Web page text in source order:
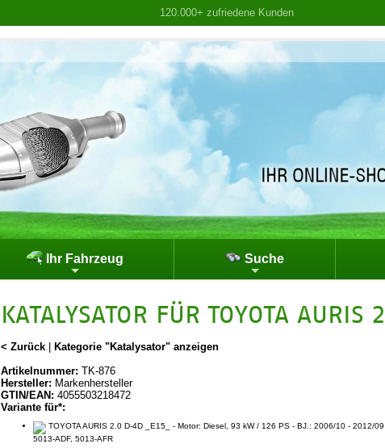
120.000+ zufriedene Kunden
Ihr Fahrzeug Suche
KATALYSATOR FÜR TOYOTA
< Zurück|
Kategorie "Katalysator" anzeigen
Artikelnummer: TK-876
Hersteller: Markenhersteller
GTIN/EAN: 4055503218472
Variante für*:
TOYOTA AURIS 2.0 D-4D _E15_ - Motor: Diesel, 93 kW / 126 PS - BJ.: 2006/10 - 2012/09
5013-ADF, 5013-AFR